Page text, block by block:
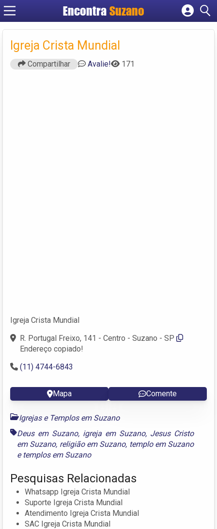
EncontraSuzano
Cadastrar empresa
Criar conta
Igreja Crista Mundial
Compartilhar Avalie! 171
Igreja Crista Mundial
R. Portugal Freixo, 141 - Centro - Suzano - SP
Endereço copiado!
(11) 4744-6843
Mapa Comente
Igrejas e Templos em Suzano
Deus em Suzano, igreja em Suzano, Jesus Cristo
em Suzano, religião em Suzano, templo em Suzano
e templos em Suzano
Pesquisas Relacionadas
Whatsapp Igreja Crista Mundial
Suporte Igreja Crista Mundial
Atendimento Igreja Crista Mundial
SAC Igreja Crista Mundial